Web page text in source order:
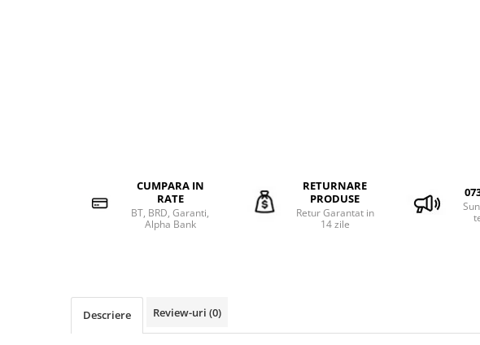
CUMPARA IN
RATE
BT, BRD, Garanti,
Alpha Bank
RETURNARE
PRODUSE
Retur Garantat in
14 zile
Descriere Review-uri (0)